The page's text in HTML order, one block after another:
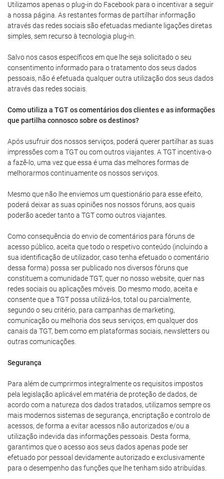
Utilizamos apenas o plug-in do Facebook para o incentivar a seguir
a nossa página. As restantes formas de partilhar informação
através das redes sociais são efetuadas mediante ligações diretas
simples, sem recurso à tecnologia plug-in.
Salvo nos casos específicos em que lhe seja solicitado o seu
consentimento informado para o tratamento dos seus dados
pessoais, não é efetuada qualquer outra utilização dos seus dados
através das redes sociais.
Como utiliza a TGT os comentários dos clientes e as informações
que partilha connosco sobre os destinos?
Após usufruir dos nossos serviços, poderá querer partilhar as suas
impressões com a TGT ou com outros viajantes. A TGT incentiva-o
a fazê-lo, uma vez que essa é uma das melhores formas de
melhorarmos continuamente os nossos serviços.
Mesmo que não lhe enviemos um questionário para esse efeito,
poderá deixar as suas opiniões nos nossos fóruns, aos quais
poderão aceder tanto a TGT como outros viajantes.
Como consequência do envio de comentários para fóruns de
acesso público, aceita que todo o respetivo conteúdo (incluindo a
sua identificação de utilizador, caso tenha efetuado o comentário
dessa forma) possa ser publicado nos diversos fóruns que
constituem a comunidade TGT, quer no nosso website, quer nas
redes sociais ou aplicações móveis. Do mesmo modo, aceita e
consente que a TGT possa utilizá-los, total ou parcialmente,
segundo o seu critério, para campanhas de marketing,
comunicação ou melhoria dos seus serviços, em qualquer dos
canais da TGT, bem como em plataformas sociais, newsletters ou
outras comunicações.
Segurança
Para além de cumprirmos integralmente os requisitos impostos
pela legislação aplicável em matéria de proteção de dados, de
acordo com a natureza dos dados tratados, utilizamos sempre os
mais modernos sistemas de segurança, encriptação e controlo de
acessos, de forma a evitar acessos não autorizados e/ou a
utilização indevida das informações pessoais. Desta forma,
garantimos que o acesso aos seus dados apenas pode ser
efetuado por pessoal devidamente autorizado e exclusivamente
para o desempenho das funções que lhe tenham sido atribuídas.